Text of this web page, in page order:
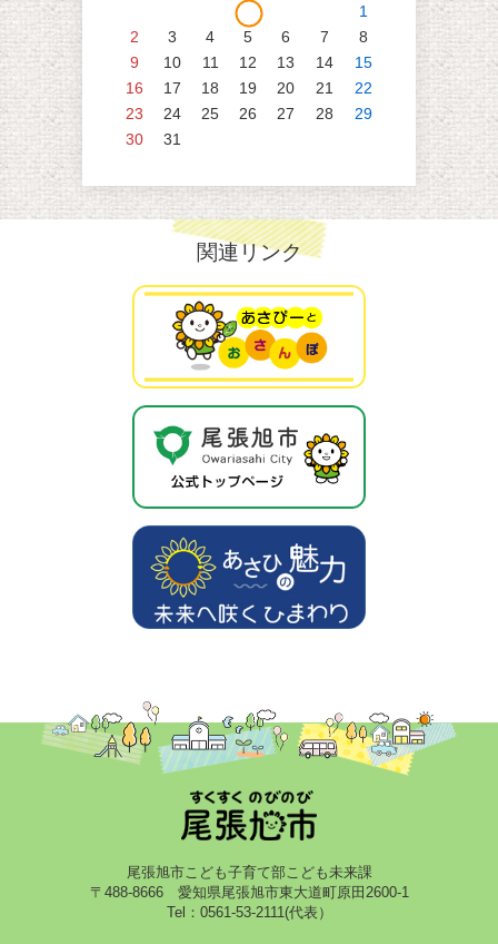
1
2
3 4 5 6 7
8
9
10 11 12 13 14
15
16
17 18 19 20 21
22
23
24 25 26 27 28
29
30
31
関連リンク
尾張旭市こども子育て部こども未来課
〒488-8666 愛知県尾張旭市東大道町原田2600-1
Tel：0561-53-2111(代表）